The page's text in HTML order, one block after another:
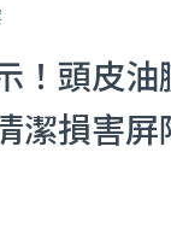
！頭皮油
潔損害屏